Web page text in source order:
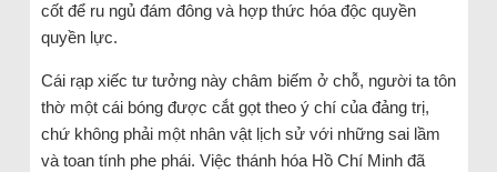
cốt để ru ngủ đám đông và hợp thức hóa độc quyền
quyền lực.
Cái rạp xiếc tư tưởng này châm biếm ở chỗ, người ta tôn
thờ một cái bóng được cắt gọt theo ý chí của đảng trị,
chứ không phải một nhân vật lịch sử với những sai lầm
và toan tính phe phái. Việc thánh hóa Hồ Chí Minh đã